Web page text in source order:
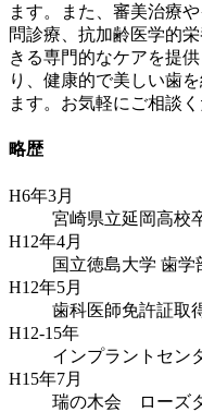
ます。また、審美治療
問診療、抗加齢医学的
きる専門的なケアを提
り、健康的で美しい歯
ます。お気軽にご相談く
略歴
H6年3月
宮崎県立延岡高校
H12年4月
国立徳島大学 歯学
H12年5月
歯科医師免許証取
H12-15年
インプラントセン
H15年7月
瑞の木会 ローズ